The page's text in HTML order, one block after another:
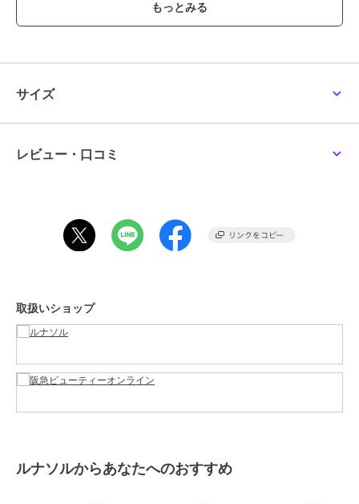
ルナソル
性別タイプ
サイズ
-
サイズ
レビュー・口コミ
取扱いショップ
ルナソルからあなたへのおすすめ